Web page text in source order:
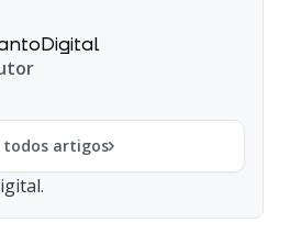
todos artigos